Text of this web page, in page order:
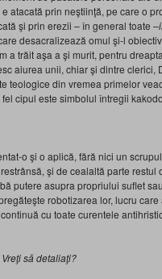
atacată prin neştiinţă, pe care o
şi prin erezii – în general toate –
desacralizează omul şi-l
a trăit aşa a şi murit, pentru
aiurea unii, chiar şi dintre clerici,
teologice din vremea primelor
cipul este simbolul întregii
o şi o aplică, fără nici un
şi de cealaltă parte
putere asupra propriului suflet
robotizarea lor, lucru
cu toate curentele
să detaliaţi?